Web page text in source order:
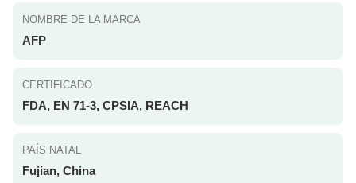
NOMBRE DE LA MARCA
AFP
CERTIFICADO
FDA, EN 71-3, CPSIA, REACH
PAÍS NATAL
Fujian, China